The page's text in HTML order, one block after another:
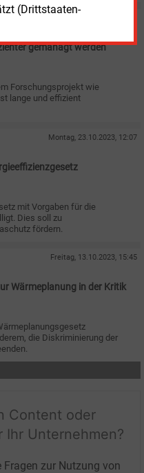
(Drittstaaten-
gemanagt werden
Forschungsprojekt wie
lange und effizient
Montag, 23.10.2023, 12:07
mit Vorgaben für die
Dies soll zu
fördern.
Freitag, 13.10.2023, 15:45
Wärmeplanung in der Kritik
die Diskriminierung der
Content oder
Unternehmen?
Fragen zur Nutzung von